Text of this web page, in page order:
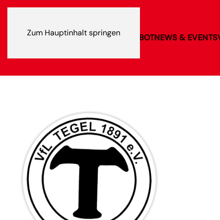
Zum Hauptinhalt springen
VEREINSPORTANGEBOTNEWS & EVENTS